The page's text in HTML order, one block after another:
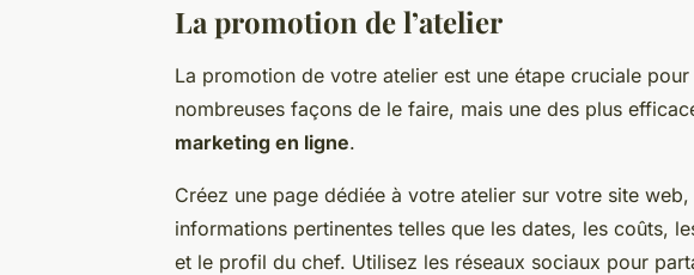
La promotion de l’atelier
La promotion de votre atelier est une étape cruciale
nombreuses façons de le faire, mais une des plus
marketing en ligne.
Créez une page dédiée à votre atelier sur votre site
informations pertinentes telles que les dates, les coûts,
et le profil du chef. Utilisez les réseaux sociaux pour